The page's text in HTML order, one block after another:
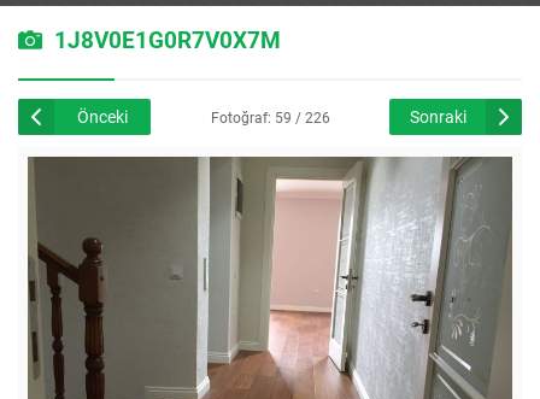
1J8V0E1G0R7V0X7M
Önceki Fotoğraf: 59 / 226 Sonraki